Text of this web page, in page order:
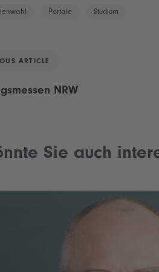
Portale Studium
ARTICLE
NRW
Sie auch